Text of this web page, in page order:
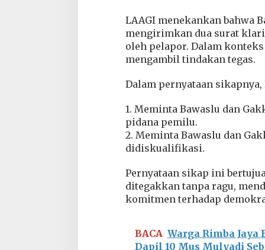
d
a
n
a
m
l
u
d
i
S
m
a
t
a
S
LAAGI menekankan bahwa
mengirimkan dua surat
oleh pelapor. Dalam
mengambil tindakan tegas.
Dalam pernyataan sikapnya,
1. Meminta Bawaslu dan
pidana pemilu.
2. Meminta Bawaslu dan
didiskualifikasi.
Pernyataan sikap ini
ditegakkan tanpa ragu,
komitmen terhadap
BACA Warga Rimba Jaya
Dapil 10 Mus Mulyadi